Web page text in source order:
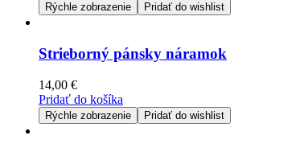
Rýchle zobrazenie Pridať do wishlist
Strieborný pánsky náramok
14,00 €
Pridať do košíka
Rýchle zobrazenie Pridať do wishlist